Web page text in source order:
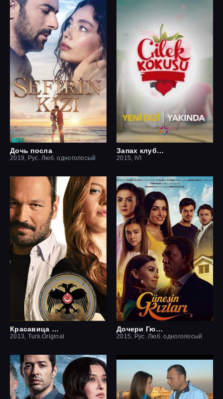
Дочь посла
2019, Рус. Люб. одноголосый
Запах клубники
2015, IVI
Красавица и чудовище
2013, Turk.Original
Дочери Гюнеш
2015, Рус. Люб. одноголосый